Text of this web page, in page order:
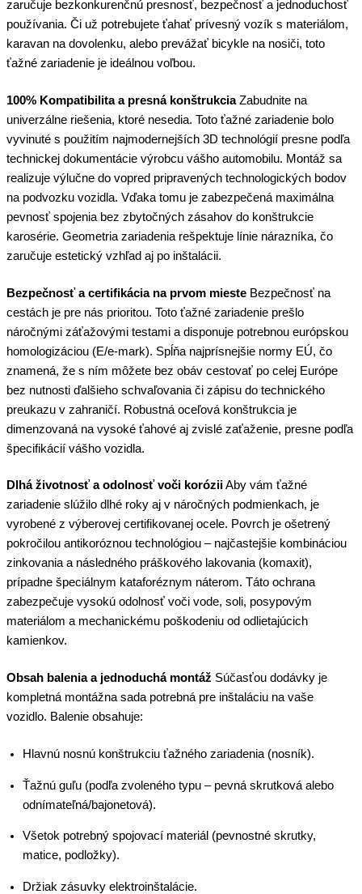
zaručuje bezkonkurenčnú presnosť, bezpečnosť a jednoduchosť
používania. Či už potrebujete ťahať prívesný vozík s materiálom,
karavan na dovolenku, alebo prevážať bicykle na nosiči, toto
ťažné zariadenie je ideálnou voľbou.
100% Kompatibilita a presná konštrukciaZabudnite na
univerzálne riešenia, ktoré nesedia. Toto ťažné zariadenie bolo
vyvinuté s použitím najmodernejších 3D technológií presne podľa
technickej dokumentácie výrobcu vášho automobilu. Montáž sa
realizuje výlučne do vopred pripravených technologických bodov
na podvozku vozidla. Vďaka tomu je zabezpečená maximálna
pevnosť spojenia bez zbytočných zásahov do konštrukcie
karosérie. Geometria zariadenia rešpektuje línie nárazníka, čo
zaručuje estetický vzhľad aj po inštalácii.
Bezpečnosť a certifikácia na prvom mieste Bezpečnosť na
cestách je pre nás prioritou. Toto ťažné zariadenie prešlo
náročnými záťažovými testami a disponuje potrebnou európskou
homologizáciou (E/e-mark). Spĺňa najprísnejšie normy EÚ, čo
znamená, že s ním môžete bez obáv cestovať po celej Európe
bez nutnosti ďalšieho schvaľovania či zápisu do technického
preukazu v zahraničí. Robustná oceľová konštrukcia je
dimenzovaná na vysoké ťahové aj zvislé zaťaženie, presne podľa
špecifikácií vášho vozidla.
Dlhá životnosť a odolnosť voči koróziiAby vám ťažné
zariadenie slúžilo dlhé roky aj v náročných podmienkach, je
vyrobené z výberovej certifikovanej ocele. Povrch je ošetrený
pokročilou antikoróznou technológiou – najčastejšie kombináciou
zinkovania a následného práškového lakovania (komaxit),
prípadne špeciálnym kataforéznym náterom. Táto ochrana
zabezpečuje vysokú odolnosť voči vode, soli, posypovým
materiálom a mechanickému poškodeniu od odlietajúcich
kamienkov.
Obsah balenia a jednoduchá montáž Súčasťou dodávky je
kompletná montážna sada potrebná pre inštaláciu na vaše
vozidlo. Balenie obsahuje:
Hlavnú nosnú konštrukciu ťažného zariadenia (nosník).
Ťažnú guľu (podľa zvoleného typu – pevná skrutková alebo
odnímateľná/bajonetová).
Všetok potrebný spojovací materiál (pevnostné skrutky,
matice, podložky).
Držiak zásuvky elektroinštalácie.